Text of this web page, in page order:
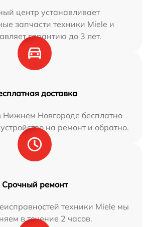
центр устанавливает
запчасти техники Miele и
гарантию до 3 лет.
доставка
Новгороде бесплатно
на ремонт и обратно.
Срочный ремонт
техники Miele мы
в течение 2 часов.